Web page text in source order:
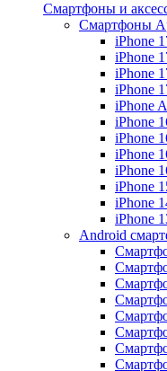
Смартфоны и
Смартфоны
iPhone
iPhone
iPhone
iPhone
iPhone
iPhone
iPhone
iPhone
iPhone
iPhone
iPhone
iPhone
Android